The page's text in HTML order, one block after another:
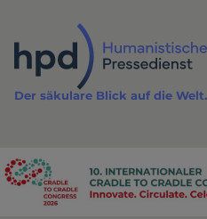
Inhalt
Der säkulare Blick auf die Welt.
Advertising